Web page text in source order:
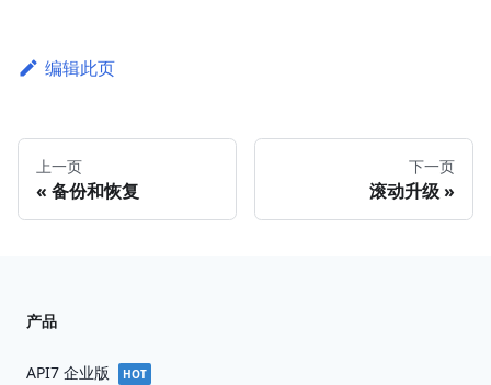
编辑此页
上一页
备份和恢复
下一页
滚动升级
产品
API7 企业版 HOT